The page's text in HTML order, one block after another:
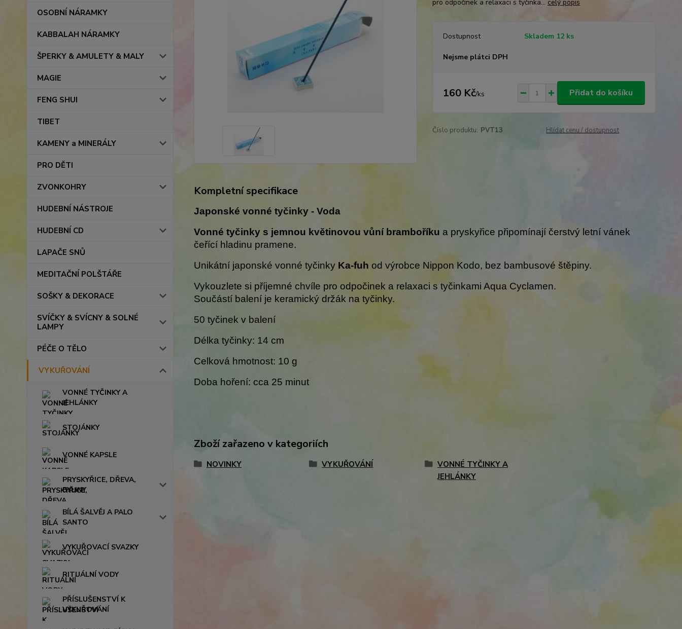
OSOBNÍ NÁRAMKY
KABBALAH NÁRAMKY
ŠPERKY & AMULETY & MALY
MAGIE
FENG SHUI
TIBET
KAMENY a MINERÁLY
PRO DĚTI
ZVONKOHRY
HUDEBNÍ NÁSTROJE
HUDEBNÍ CD
LAPAČE SNŮ
MEDITAČNÍ POLŠTÁŘE
SOŠKY & DEKORACE
SVÍČKY & SVÍCNY & SOLNÉ
LAMPY
PÉČE O TĚLO
VYKUŘOVÁNÍ
VONNÉ TYČINKY A
JEHLÁNKY
STOJÁNKY
VONNÉ KAPSLE
PRYSKYŘICE, DŘEVA,
BYLINY
BÍLÁ ŠALVĚJ A PALO
SANTO
VYKUŘOVACÍ SVAZKY
RITUÁLNÍ VODY
PŘÍSLUŠENSTVÍ K
VYKUŘOVÁNÍ
pro odpočinek a relaxaci s tyčinka... celý popis
Dostupnost Skladem 12 ks
Nejsme plátci DPH
160 Kč/ks Přidat do košíku
Číslo produktu: PVT13 Hlídat cenu / dostupnost
Kompletní specifikace
Japonské vonné tyčinky - Voda
Vonné tyčinky s jemnou květinovou vůní bramboříku a pryskyřice připomínají čerstvý letní vánek
čeřící hladinu pramene.
Unikátní japonské vonné tyčinkyKa-fuh od výrobce Nippon Kodo, bez bambusové štěpiny.
Vykouzlete si příjemné chvíle pro odpočinek a relaxaci s tyčinkami Aqua Cyclamen.
Součástí balení je keramický držák na tyčinky.
50 tyčinek v balení
Délka tyčinky: 14 cm
Celková hmotnost: 10 g
Doba hoření: cca 25 minut
Zboží zařazeno v kategoriích
NOVINKY VYKUŘOVÁNÍ
VONNÉ TYČINKY A
JEHLÁNKY